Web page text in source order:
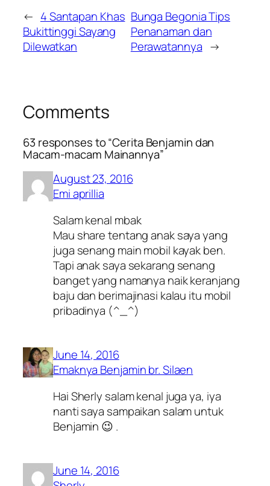
← 4 Santapan Khas
Bukittinggi Sayang
Dilewatkan
Bunga Begonia Tips
Penanaman dan
Perawatannya →
Comments
63 responses to “Cerita Benjamin dan
Macam-macam Mainannya”
August 23, 2016
Emi aprillia
Salam kenal mbak
Mau share tentang anak saya yang
juga senang main mobil kayak ben.
Tapi anak saya sekarang senang
banget yang namanya naik keranjang
baju dan berimajinasi kalau itu mobil
pribadinya (^_^)
June 14, 2016
Emaknya Benjamin br. Silaen
Hai Sherly salam kenal juga ya, iya
nanti saya sampaikan salam untuk
Benjamin 😉 .
June 14, 2016